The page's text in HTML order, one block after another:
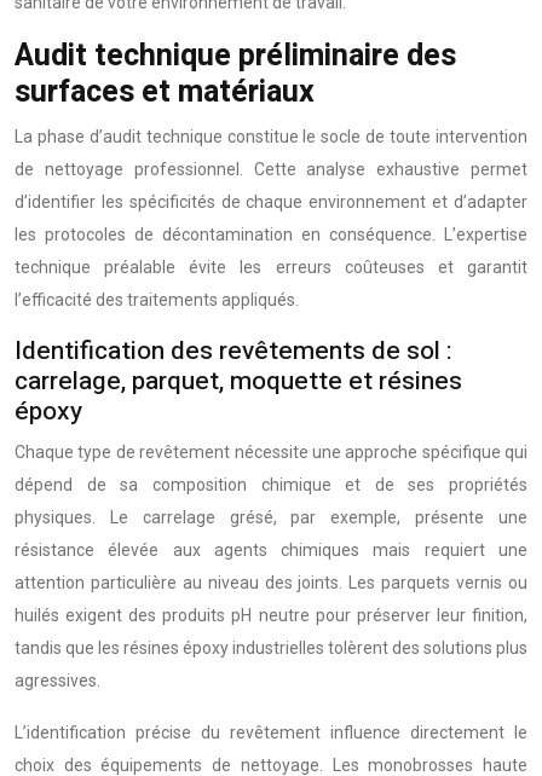
Audit technique préliminaire des
surfaces et matériaux
La phase d’audit technique constitue le socle de toute intervention
de nettoyage professionnel. Cette analyse exhaustive permet
d’identifier les spécificités de chaque environnement et d’adapter
les protocoles de décontamination en conséquence. L’expertise
technique préalable évite les erreurs coûteuses et garantit
l’efficacité des traitements appliqués.
Identification des revêtements de sol :
carrelage, parquet, moquette et résines
époxy
Chaque type de revêtement nécessite une approche spécifique qui
dépend de sa composition chimique et de ses propriétés
physiques. Le carrelage grésé, par exemple, présente une
résistance élevée aux agents chimiques mais requiert une
attention particulière au niveau des joints. Les parquets vernis ou
huilés exigent des produits pH neutre pour préserver leur finition,
tandis que les résines époxy industrielles tolèrent des solutions plus
agressives.
L’identification précise du revêtement influence directement le
choix des équipements de nettoyage. Les monobrosses haute